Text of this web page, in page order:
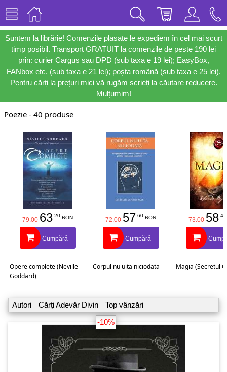
Suntem la librărie! Comenzile plasate le expediem în cel mai scurt
timp posibil. Transport GRATUIT la comenzile de peste 190 lei
prin: curier Cargus sau DPD (sub taxa e 19 lei); EasyBox,
FANbox etc. (sub taxa e 21 lei); poșta română (sub taxa e 25 lei).
Pentru cărți la prețuri mici vă rugăm scrieți la căutare reducere.
Mulțumim!
Poezie - 40 produse
79.00 63 .20 RON
Cumpără
Opere complete (Neville
Goddard)
72.00 57 .60 RON
Cumpără
Corpul nu uita niciodata
73.00 58 .40
Magia (Secretul
Autori Cărți Adevăr Divin
Top vânzări
-10%